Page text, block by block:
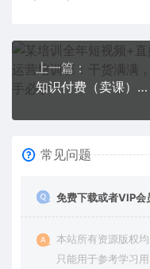
上一篇：
知识付费（卖课）直播间搭建-绿幕直播间，0基础搭建·虚拟卖课直播间
常见问题
免费下载或者VIP会
本站所有资源版权
只能用于参考学习